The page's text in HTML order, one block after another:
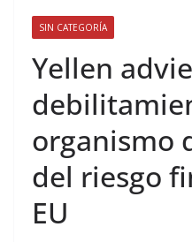
SIN CATEGORÍA
Yellen
organismo
del riesgo
EU